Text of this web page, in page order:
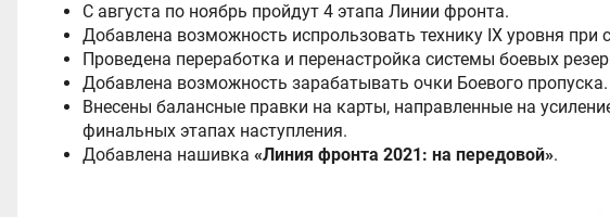
С августа по ноябрь пройдут 4 этапа Линии фронта.
Добавлена возможность испрользовать технику IX уровня
Проведена переработка и перенастройка системы боевых
Добавлена возможность зарабатывать очки Боевого пропуска.
Внесены балансные правки на карты, направленные на
финальных этапах наступления.
Добавлена нашивка «Линия фронта 2021: на передовой».